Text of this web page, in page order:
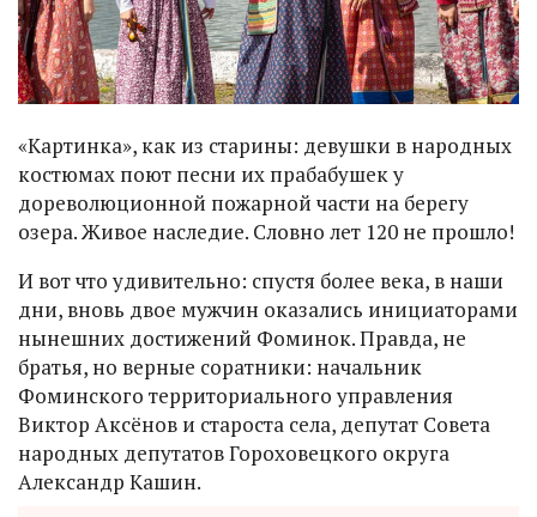
«Картинка», как из старины: девушки в народных
костюмах поют песни их прабабушек у
дореволюционной пожарной части на берегу
озера. Живое наследие. Словно лет 120 не прошло!
И вот что удивительно: спустя более века, в наши
дни, вновь двое мужчин оказались инициаторами
нынешних достижений Фоминок. Правда, не
братья, но верные соратники: начальник
Фоминского территориального управления
Виктор Аксёнов и староста села, депутат Совета
народных депутатов Гороховецкого округа
Александр Кашин.